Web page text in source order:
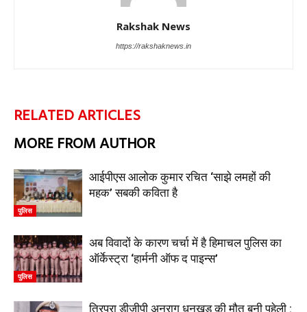
Rakshak News
https://rakshaknews.in
RELATED ARTICLES
MORE FROM AUTHOR
पुलिस
आईपीएस आलोक कुमार रचित ‘साझे लमहों की
महक’ सबकी कविता है
पुलिस
अब विवादों के कारण चर्चा में है हिमाचल पुलिस का
ऑर्केस्ट्रा ‘हार्मनी ऑफ द पाइन्स’
त्रिपुरा डीजीपी अनुराग धनखड़ की मौत बनी पहेली :